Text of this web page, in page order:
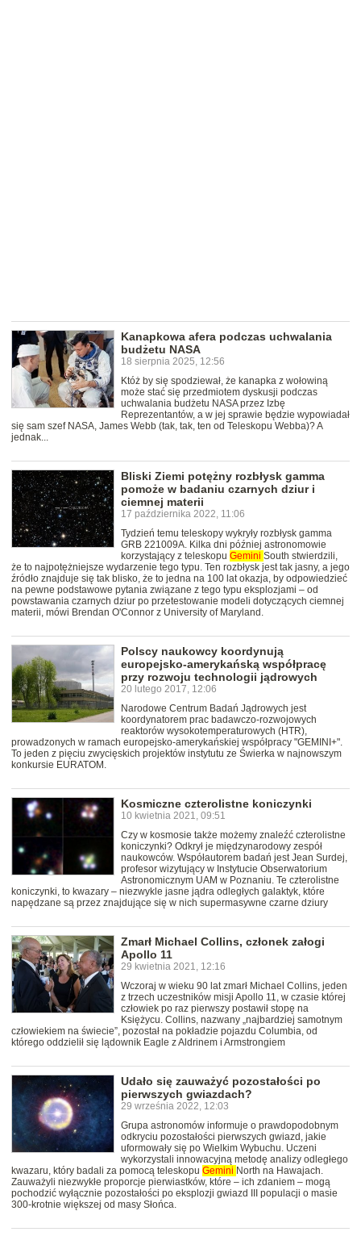
Kanapkowa afera podczas uchwalania
budżetu NASA
18 sierpnia 2025, 12:56
Któż by się spodziewał, że kanapka z wołowiną
może stać się przedmiotem dyskusji podczas
uchwalania budżetu NASA przez Izbę
Reprezentantów, a w jej sprawie będzie wypowiadał
się sam szef NASA, James Webb (tak, tak, ten od Teleskopu Webba)? A
jednak...
Bliski Ziemi potężny rozbłysk gamma
pomoże w badaniu czarnych dziur i
ciemnej materii
17 października 2022, 11:06
Tydzień temu teleskopy wykryły rozbłysk gamma
GRB 221009A. Kilka dni później astronomowie
korzystający z teleskopu Gemini South stwierdzili,
że to najpotężniejsze wydarzenie tego typu. Ten rozbłysk jest tak jasny, a jego
źródło znajduje się tak blisko, że to jedna na 100 lat okazja, by odpowiedzieć
na pewne podstawowe pytania związane z tego typu eksplozjami – od
powstawania czarnych dziur po przetestowanie modeli dotyczących ciemnej
materii, mówi Brendan O'Connor z University of Maryland.
Polscy naukowcy koordynują
europejsko-amerykańską współpracę
przy rozwoju technologii jądrowych
20 lutego 2017, 12:06
Narodowe Centrum Badań Jądrowych jest
koordynatorem prac badawczo-rozwojowych
reaktorów wysokotemperaturowych (HTR),
prowadzonych w ramach europejsko-amerykańskiej współpracy "GEMINI+".
To jeden z pięciu zwycięskich projektów instytutu ze Świerka w najnowszym
konkursie EURATOM.
Kosmiczne czterolistne koniczynki
10 kwietnia 2021, 09:51
Czy w kosmosie także możemy znaleźć czterolistne
koniczynki? Odkrył je międzynarodowy zespół
naukowców. Współautorem badań jest Jean Surdej,
profesor wizytujący w Instytucie Obserwatorium
Astronomicznym UAM w Poznaniu. Te czterolistne
koniczynki, to kwazary – niezwykle jasne jądra odległych galaktyk, które
napędzane są przez znajdujące się w nich supermasywne czarne dziury
Zmarł Michael Collins, członek załogi
Apollo 11
29 kwietnia 2021, 12:16
Wczoraj w wieku 90 lat zmarł Michael Collins, jeden
z trzech uczestników misji Apollo 11, w czasie której
człowiek po raz pierwszy postawił stopę na
Księżycu. Collins, nazwany „najbardziej samotnym
człowiekiem na świecie”, pozostał na pokładzie pojazdu Columbia, od
którego oddzielił się lądownik Eagle z Aldrinem i Armstrongiem
Udało się zauważyć pozostałości po
pierwszych gwiazdach?
29 września 2022, 12:03
Grupa astronomów informuje o prawdopodobnym
odkryciu pozostałości pierwszych gwiazd, jakie
uformowały się po Wielkim Wybuchu. Uczeni
wykorzystali innowacyjną metodę analizy odległego
kwazaru, który badali za pomocą teleskopu Gemini North na Hawajach.
Zauważyli niezwykłe proporcje pierwiastków, które – ich zdaniem – mogą
pochodzić wyłącznie pozostałości po eksplozji gwiazd III populacji o masie
300-krotnie większej od masy Słońca.